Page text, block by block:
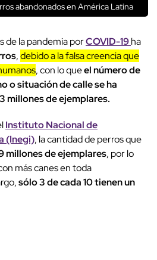
abandonados en América Latina
de la pandemia porCOVID-19ha
,debido a la falsa creencia que
, con lo queel número de
o situación de calle se ha
millones de ejemplares.
Instituto Nacional de
(Inegi), la cantidad de perros que
millones de ejemplares, por lo
más canes en toda
sólo 3 de cada 10 tienen un